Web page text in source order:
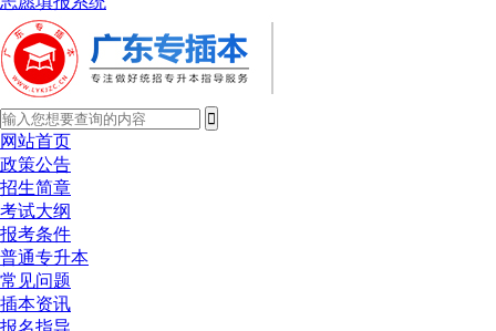
网站首页
政策公告
招生简章
考试大纲
报考条件
普通专升本
常见问题
插本资讯
报名指导